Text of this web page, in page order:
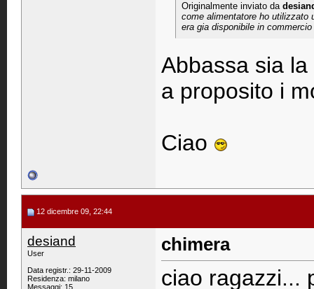
Originalmente inviato da
come alimentatore ho utilizzato
era gia disponibile in
Abbassa sia
a proposito i
Ciao
12 dicembre 09, 22:44
desiand
User
Data registr.: 29-11-2009
Residenza: milano
Messaggi: 15
chimera
ciao ragazzi...